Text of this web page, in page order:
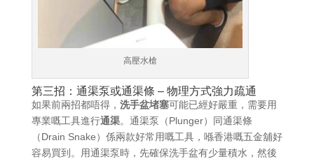
高壓水槍
第三招：通渠泵或通渠條 – 物理方式強力疏通
如果前兩招都唔得， 洗手盆堵塞可能已經好嚴重，需要用
專業嘅工具進行通渠。通渠泵（Plunger）同通渠條
（Drain Snake）係兩款好常用嘅工具，喺香港嘅五金舖好
容易買到。用通渠泵時，先確保洗手盆有少量積水，然後